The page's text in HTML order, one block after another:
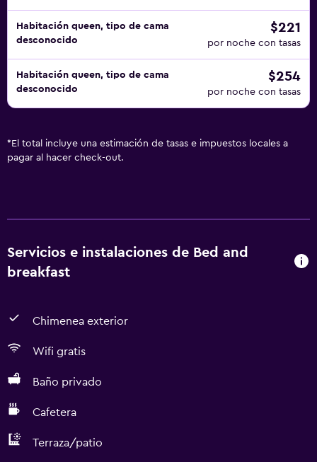
Habitación queen, tipo de cama
desconocido
$221
por noche con tasas
Habitación queen, tipo de cama
desconocido
$254
por noche con tasas
* El total incluye una estimación de tasas e impuestos locales a
pagar al hacer check-out.
Servicios e instalaciones de Bed and
breakfast
Chimenea exterior
Wifi gratis
Baño privado
Cafetera
Terraza/patio